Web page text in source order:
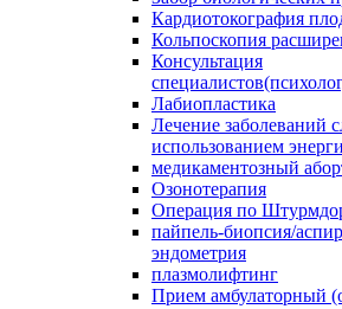
Кардиотокография
Кольпоскопия
Консультация
Лабиопластика
Лечение заболеваний
использованием
медикаментозный
Озонотерапия
Операция по
пайпель-биопсия/
эндометрия
плазмолифтинг
Прием амбулаторный